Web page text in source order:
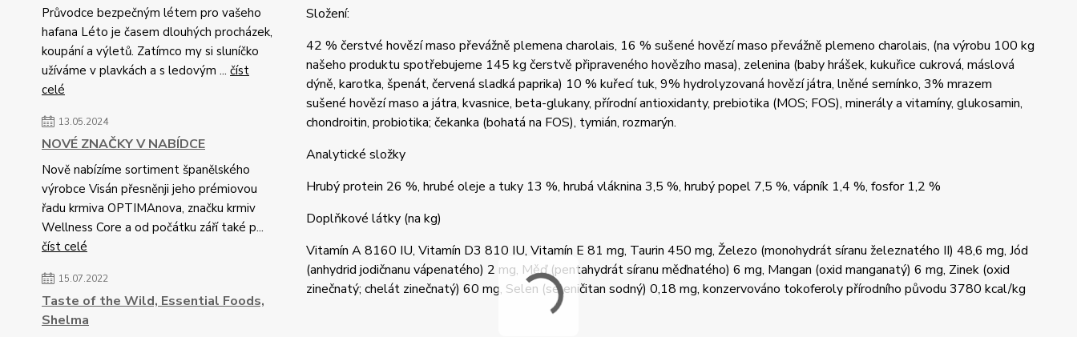
Průvodce bezpečným létem pro vašeho
hafana Léto je časem dlouhých procházek,
koupání a výletů. Zatímco my si sluníčko
užíváme v plavkách a s ledovým ... číst
celé
13.05.2024
NOVÉ ZNAČKY V NABÍDCE
Nově nabízíme sortiment španělského
výrobce Visán přesněnji jeho prémiovou
řadu krmiva OPTIMAnova, značku krmiv
Wellness Core a od počátku září také p...
číst celé
15.07.2022
Taste of the Wild, Essential Foods,
Shelma
Složení:
42 % čerstvé hovězí maso převážně plemena charolais, 16 % sušené hovězí maso převážně plemeno charolais, (na výrobu 100 kg
našeho produktu spotřebujeme 145 kg čerstvě připraveného hovězího masa), zelenina (baby hrášek, kukuřice cukrová, máslová
dýně, karotka, špenát, červená sladká paprika) 10 % kuřecí tuk, 9% hydrolyzovaná hovězí játra, lněné semínko, 3% mrazem
sušené hovězí maso a játra, kvasnice, beta-glukany, přírodní antioxidanty, prebiotika (MOS; FOS), minerály a vitamíny, glukosamin,
chondroitin, probiotika; čekanka (bohatá na FOS), tymián, rozmarýn.
Analytické složky
Hrubý protein 26 %, hrubé oleje a tuky 13 %, hrubá vláknina 3,5 %, hrubý popel 7,5 %, vápník 1,4 %, fosfor 1,2 %
Doplňkové látky (na kg)
Vitamín A 8160 IU, Vitamín D3 810 IU, Vitamín E 81 mg, Taurin 450 mg, Železo (monohydrát síranu železnatého II) 48,6 mg, Jód
(anhydrid jodičnanu vápenatého) 2 mg, Měď (pentahydrát síranu měďnatého) 6 mg, Mangan (oxid manganatý) 6 mg, Zinek (oxid
zinečnatý; chelát zinečnatý) 60 mg, Selen (seleničitan sodný) 0,18 mg, konzervováno tokoferoly přírodního původu 3780 kcal/kg